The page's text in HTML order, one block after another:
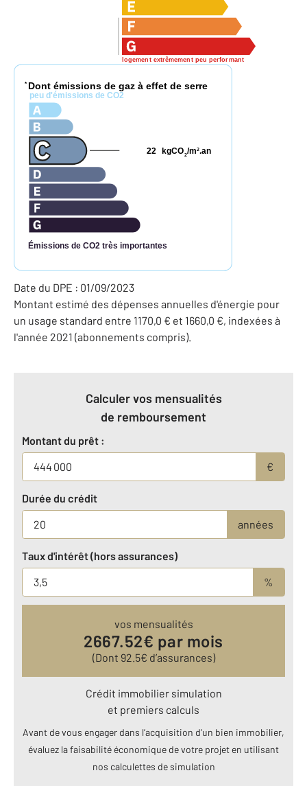
logement extrêmement peu performant
* Dont émissions de gaz à effet de serre
peu d'émissions de CO2
Émissions de CO2 très importantes
kgCO2/m2.an
22
Date du DPE : 01/09/2023
Montant estimé des dépenses annuelles d'énergie pour
un usage standard entre 1170,0 € et 1660,0 €, indexées à
l'année 2021 (abonnements compris).
Calculer vos mensualités
de remboursement
Montant du prêt :
€
Durée du crédit
années
Taux d'intérêt (hors assurances)
%
vos mensualités
2667.52€ par mois
(Dont 92.5€ d’assurances)
Crédit immobilier simulation
et premiers calculs
Avant de vous engager dans l’acquisition d’un bien immobilier,
évaluez la faisabilité économique de votre projet en utilisant
nos calculettes de simulation